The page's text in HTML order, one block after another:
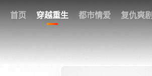
首页 穿越重生 都市情爱 复仇爽剧
我的观影记录